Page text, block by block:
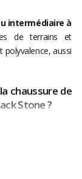
intermédiaire à
de terrains et
aussi
chaussure de
Stone ?